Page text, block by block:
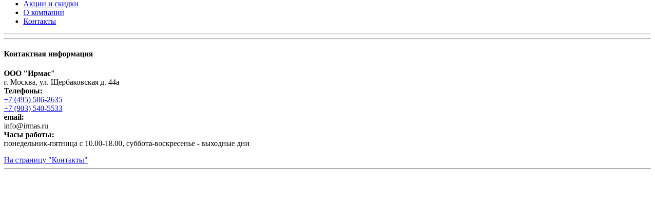
Акции и скидки
О компании
Контакты
Контактная информация
ООО "Ирмас"
г. Москва, ул. Щербаковская д. 44а
Телефоны:
+7 (495) 506-2635
+7 (903) 540-5533
email:
infо@irmas.ru
Часы работы:
понедельник-пятница с 10.00-18.00, суббота-воскресенье - выходные дни
На страницу "Контакты"